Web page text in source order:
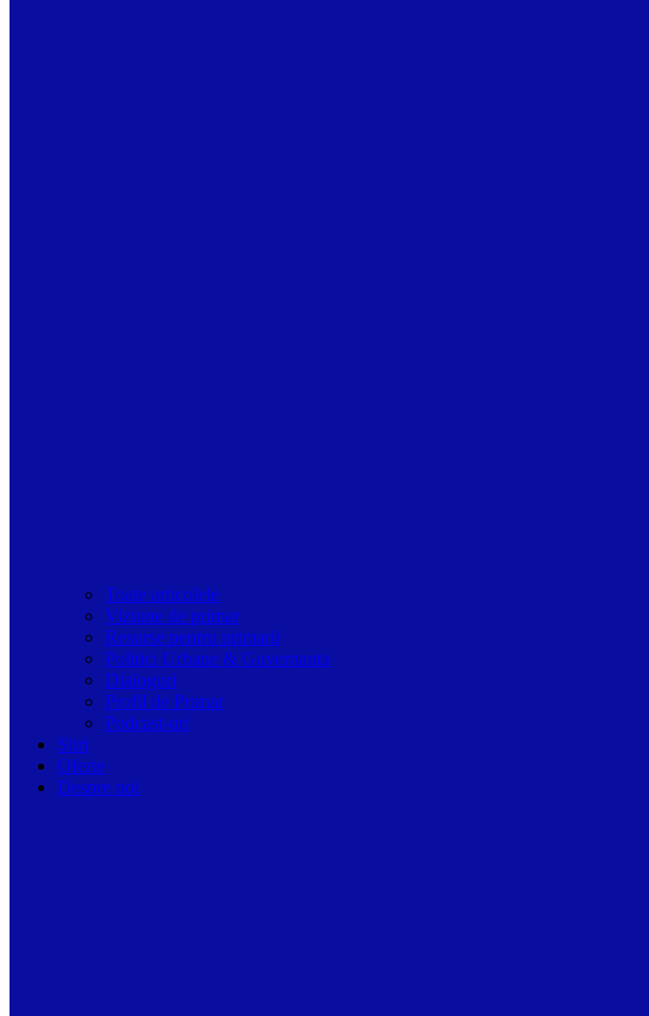
Toate articolele
Viziune de primar
Resurse pentru primarii
Politici Urbane & Guvernanta
Dialoguri
Profil de Primar
Podcast-uri
Stiri
Oferte
Despre noi